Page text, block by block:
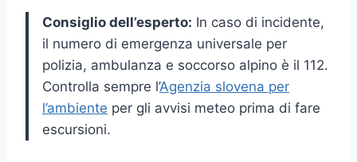
Consiglio dell’esperto: In caso di incidente,
il numero di emergenza universale per
polizia, ambulanza e soccorso alpino è il 112.
Controlla sempre l’Agenzia slovena per
l’ambiente per gli avvisi meteo prima di fare
escursioni.